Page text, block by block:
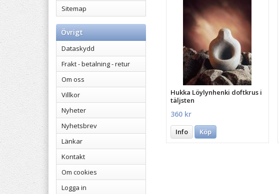
Sitemap
Övrigt
Dataskydd
Frakt - betalning - retur
Om oss
Villkor
Nyheter
Nyhetsbrev
Länkar
Kontakt
Om cookies
Logga in
Hukka Löylynhenki doftkrus i
täljsten
360 kr
Info Köp